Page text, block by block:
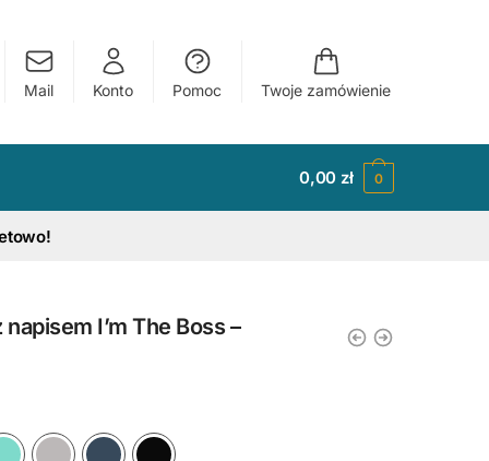
Mail Konto Pomoc Twoje zamówienie
0,00zł 0
I’m The Boss –
Różowy
Błękitny MiętowySzary